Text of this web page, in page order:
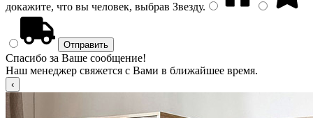
докажите, что вы человек, выбрав Звезду.
Спасибо за Ваше сообщение!
Наш менеджер свяжется с Вами в ближайшее время.